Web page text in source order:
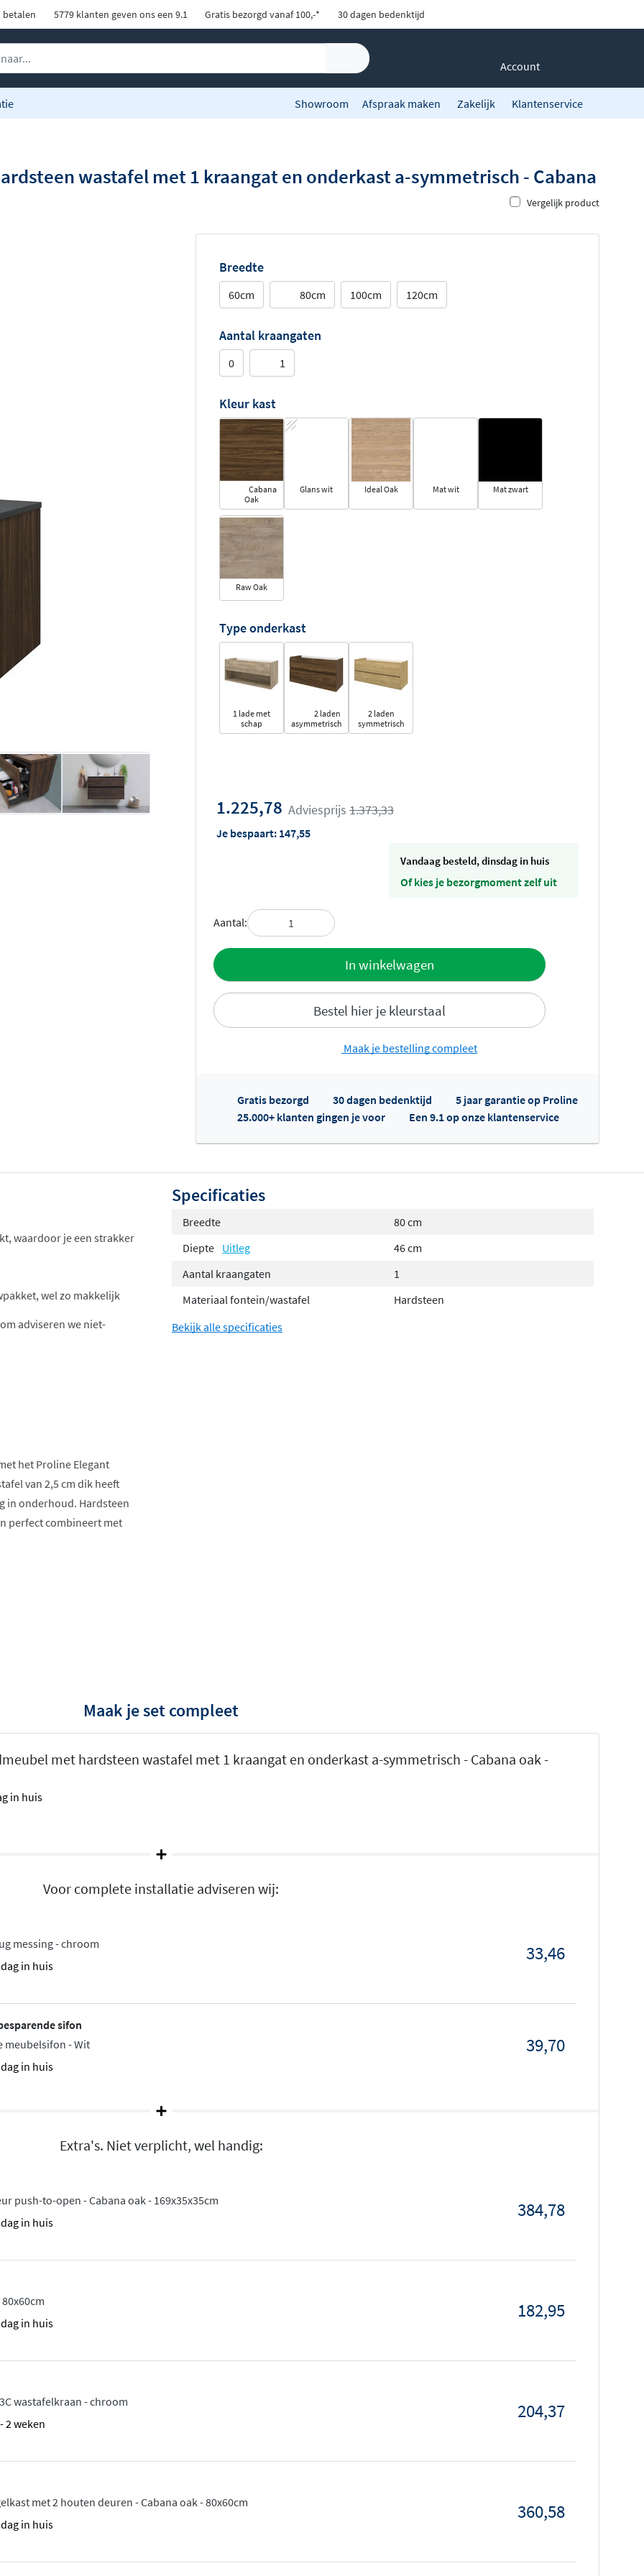
betalen 5779 klanten geven ons een 9.1 Gratis bezorgd vanaf 100,-* 30 dagen bedenktijd
Account
Showroom Afspraak maken Zakelijk Klantenservice
wastafel met 1 kraangat en onderkast a-symmetrisch - Cabana
Vergelijk product
Breedte
60cm 80cm 100cm 120cm
Aantal kraangaten
0 1
Kleur kast
Cabana
Oak
Glans wit Ideal Oak Mat wit Mat zwart
Raw Oak
Type onderkast
1 lade met
schap
2 laden
asymmetrisch
2 laden
symmetrisch
1.225,78 Adviesprijs 1.373,33
Je bespaart: 147,55
vandaag besteld, dinsdag in huis
Of kies je bezorgmoment zelf uit
Aantal:
In winkelwagen
Bestel hier je kleurstaal
Toevoegen aan offerte
Offertes ophalen...
Maak je bestelling compleet
Gratis bezorgd 30 dagen bedenktijd
5 jaar garantie op Proline
25.000+ klanten gingen je voor
Een 9.1 op onze klantenservice
waardoor je een strakker
wel zo makkelijk
adviseren we niet-
het Proline Elegant
van 2,5 cm dik heeft
in onderhoud. Hardsteen
perfect combineert met
natuursteen die bekend
kleurgeeft jouw
karakter is
gecombineerd met
Kies voor een
variant met open vak
kraangat of met 2
. De onderkasten
van Hettich, dat zorgt
Specificaties
Breedte
80 cm
Diepte Uitleg
46 cm
Aantal kraangaten
1
Materiaal fontein/wastafel
Hardsteen
Bekijk alle specificaties
Maak je set compleet
met hardsteen wastafel met 1 kraangat en onderkast a-symmetrisch - Cabana oak -
in huis
Voor complete installatie adviseren wij:
messing - chroom
in huis
33,46
sifon
meubelsifon - Wit
in huis
39,70
Extra's. Niet verplicht, wel handig:
push-to-open - Cabana oak - 169x35x35cm
in huis
384,78
in huis
182,95
wastafelkraan - chroom
2 weken
204,37
met 2 houten deuren - Cabana oak - 80x60cm
in huis
360,58